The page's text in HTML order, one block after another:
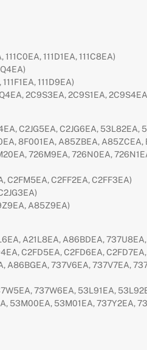
111D1EA, 111C8EA)
111D9EA)
2C9S3EA, 2C9S1EA,
C2JG5EA, C2JG6EA,
8F001EA, A85ZBEA, A85ZCEA,
726M9EA, 726N0EA,
C2FM5EA, C2FF2EA, C2FF3EA)
A85Z9EA)
A21L8EA, A86BDEA,
C2FD5EA, C2FD6EA,
737V6EA, 737V7EA,
737W6EA, 53L91EA,
53M00EA, 53M01EA, 737Y2EA,